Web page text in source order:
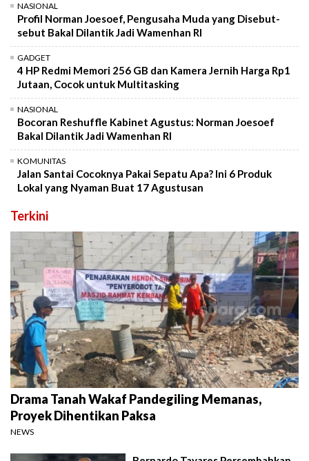
NASIONAL
Profil Norman Joesoef, Pengusaha Muda yang Disebut-
sebut Bakal Dilantik Jadi Wamenhan RI
GADGET
4 HP Redmi Memori 256 GB dan Kamera Jernih Harga Rp1
Jutaan, Cocok untuk Multitasking
NASIONAL
Bocoran Reshuffle Kabinet Agustus: Norman Joesoef
Bakal Dilantik Jadi Wamenhan RI
KOMUNITAS
Jalan Santai Cocoknya Pakai Sepatu Apa? Ini 6 Produk
Lokal yang Nyaman Buat 17 Agustusan
Terkini
Drama Tanah Wakaf Pandegiling Memanas,
Proyek Dihentikan Paksa
NEWS